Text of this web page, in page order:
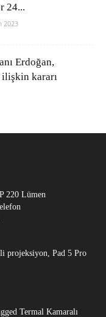
24...
2023
Erdoğan,
ilişkin kararı
220 Lümen
projeksiyon, Pad 5 Pro
Termal Kamaralı